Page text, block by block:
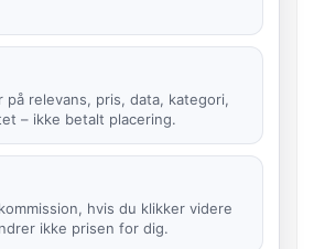
på relevans, pris, data, kategori,
– ikke betalt placering.
hvis du klikker videre
ikke prisen for dig.